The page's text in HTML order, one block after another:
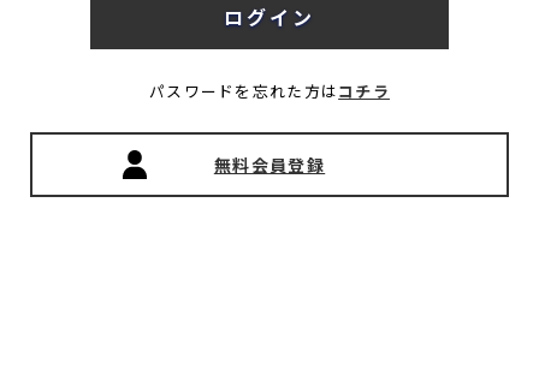
パスワードを忘れた方はコチラ
無料会員登録